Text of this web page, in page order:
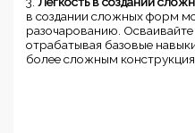
в создании сложных форм
разочарованию. Осваивайте
отрабатывая базовые
более сложным